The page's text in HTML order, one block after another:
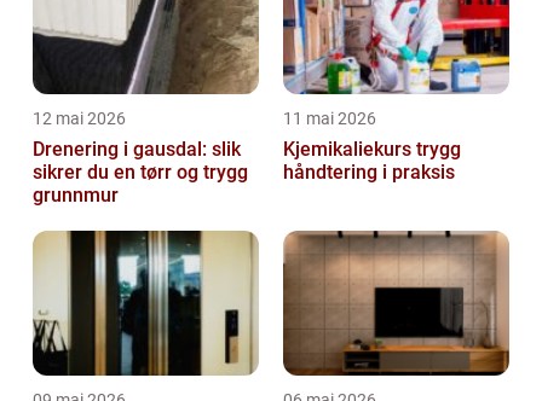
12 mai 2026
Drenering i gausdal: slik
sikrer du en tørr og trygg
grunnmur
11 mai 2026
Kjemikaliekurs trygg
håndtering i praksis